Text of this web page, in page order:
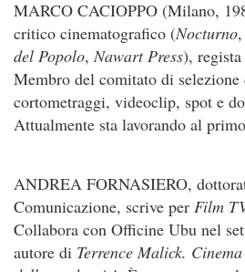
MARCO CACIOPPO (Milano,
critico cinematografico (Nocturno,
del Popolo,Nawart Press), regista
Membro del comitato di
cortometraggi, videoclip, spot e
Attualmente sta lavorando al
ANDREA FORNASIERO,
Comunicazione, scrive per Film
Collabora con Officine Ubu nel
autore di Terrence Malick.